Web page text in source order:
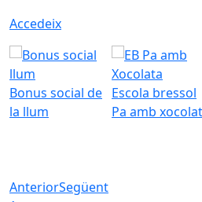
Accedeix
Bonus social de
la llum
Escola bressol
Pa amb
AnteriorSegüent